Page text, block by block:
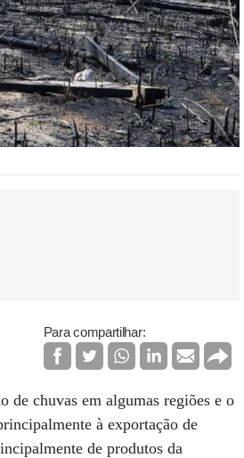
Para compartilhar:
de chuvas em algumas regiões e o
à exportação de
de produtos da